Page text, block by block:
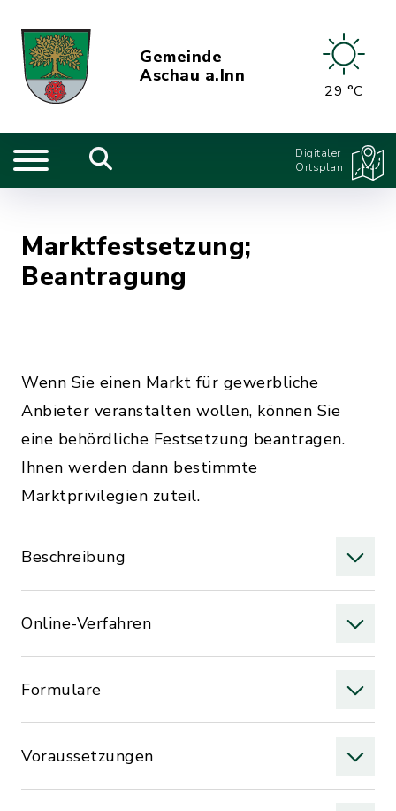
Gemeinde
Aschau a.Inn
29 °C
Digitaler
Ortsplan
Marktfestsetzung;
Beantragung
Wenn Sie einen Markt für gewerbliche
Anbieter veranstalten wollen, können Sie
eine behördliche Festsetzung beantragen.
Ihnen werden dann bestimmte
Marktprivilegien zuteil.
Beschreibung
Online-Verfahren
Formulare
Voraussetzungen